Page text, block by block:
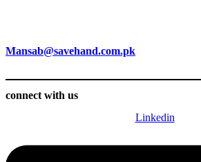
Mansab@savehand.com.pk
connect with us
Linkedin